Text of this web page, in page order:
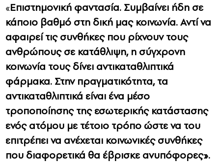
«Επιστημονική φαντασία. Συμβαίνει ήδη σε
κάποιο βαθμό στη δική μας κοινωνία. Αντί να
αφαιρεί τις συνθήκες που ρίχνουν τους
ανθρώπους σε κατάθλιψη, η σύγχρονη
κοινωνία τους δίνει αντικαταθλιπτικά
φάρμακα. Στην πραγματικότητα, τα
αντικαταθλιπτικά είναι ένα μέσο
τροποποίησης της εσωτερικής κατάστασης
ενός ατόμου με τέτοιο τρόπο ώστε να του
επιτρέπει να ανέχεται κοινωνικές συνθήκες
που διαφορετικά θα έβρισκε ανυπόφορες».